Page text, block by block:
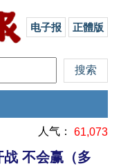
电子报 正體版
人气： 61,073
不会赢（多